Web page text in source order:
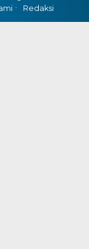
Redaksi